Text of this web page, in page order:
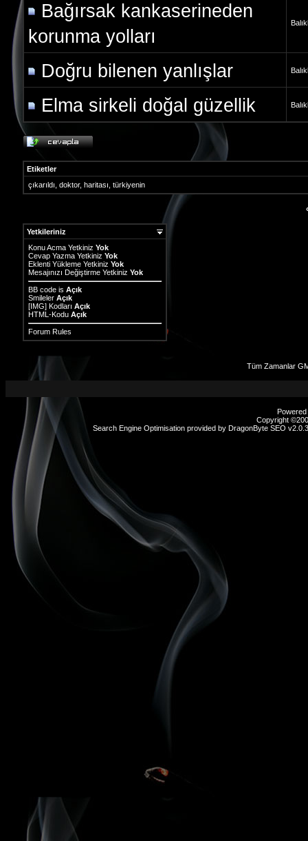
Bağırsak kankaserineden
korunma yolları
Doğru bilenen yanlışlar
Elma sirkeli doğal güzellik
Etiketler
çıkarıldı doktor, haritası türkiyenin
Yetkileriniz
Konu Acma Yetkiniz Yok
Cevap Yazma Yetkiniz Yok
Eklenti Yükleme Yetkiniz Yok
Mesajınızı Değiştirme Yetkiniz Yok
BB code is Açık
Smileler Açık
[IMG] Kodları Açık
HTML-Kodu Açık
Forum Rules
Tüm Zamanlar
Copyright
Search Engine Optimisation provided by DragonByte SEO
hikayeleri